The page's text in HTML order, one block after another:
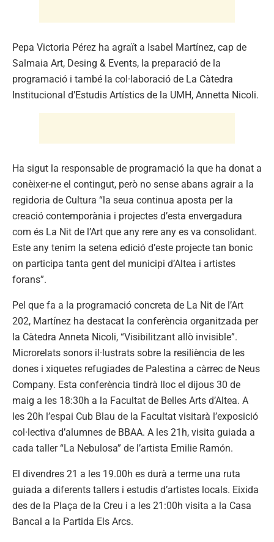
Pepa Victoria Pérez ha agraït a Isabel Martínez, cap de
Salmaia Art, Desing & Events, la preparació de la
programació i també la col·laboració de La Càtedra
Institucional d’Estudis Artístics de la UMH, Annetta Nicoli.
Ha sigut la responsable de programació la que ha donat a
conèixer-ne el contingut, però no sense abans agrair a la
regidoria de Cultura “la seua continua aposta per la
creació contemporània i projectes d’esta envergadura
com és La Nit de l’Art que any rere any es va consolidant.
Este any tenim la setena edició d’este projecte tan bonic
on participa tanta gent del municipi d’Altea i artistes
forans”.
Pel que fa a la programació concreta de La Nit de l’Art
202, Martínez ha destacat la conferència organitzada per
la Càtedra Anneta Nicoli, “Visibilitzant allò invisible”.
Microrelats sonors il·lustrats sobre la resiliència de les
dones i xiquetes refugiades de Palestina a càrrec de Neus
Company. Esta conferència tindrà lloc el dijous 30 de
maig a les 18:30h a la Facultat de Belles Arts d’Altea. A
les 20h l’espai Cub Blau de la Facultat visitarà l’exposició
col·lectiva d’alumnes de BBAA. A les 21h, visita guiada a
cada taller “La Nebulosa” de l’artista Emilie Ramón.
El divendres 21 a les 19.00h es durà a terme una ruta
guiada a diferents tallers i estudis d’artistes locals. Eixida
des de la Plaça de la Creu i a les 21:00h visita a la Casa
Bancal a la Partida Els Arcs.